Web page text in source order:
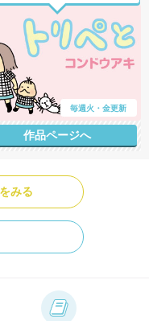
毎週火・金更新
作品ページへ
みる